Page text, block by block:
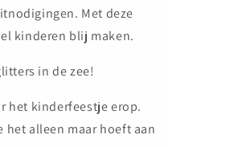
Met deze
kinderen blij maken.
in de zee!
het kinderfeestje erop.
het alleen maar hoeft aan